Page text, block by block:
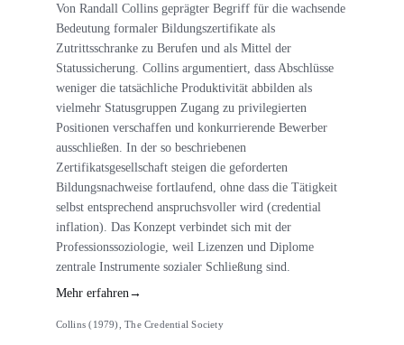
Von Randall Collins geprägter Begriff für die wachsende
Bedeutung formaler Bildungszertifikate als
Zutrittsschranke zu Berufen und als Mittel der
Statussicherung. Collins argumentiert, dass Abschlüsse
weniger die tatsächliche Produktivität abbilden als
vielmehr Statusgruppen Zugang zu privilegierten
Positionen verschaffen und konkurrierende Bewerber
ausschließen. In der so beschriebenen
Zertifikatsgesellschaft steigen die geforderten
Bildungsnachweise fortlaufend, ohne dass die Tätigkeit
selbst entsprechend anspruchsvoller wird (credential
inflation). Das Konzept verbindet sich mit der
Professionssoziologie, weil Lizenzen und Diplome
zentrale Instrumente sozialer Schließung sind.
Mehr erfahren →
Collins (1979), The Credential Society